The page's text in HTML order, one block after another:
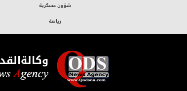
شؤون عسكرية
رياضة